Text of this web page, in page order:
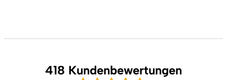
418 Kundenbewertungen